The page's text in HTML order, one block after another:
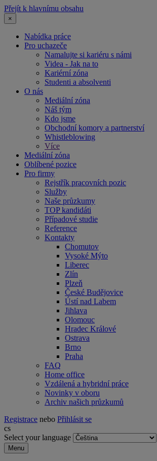
Přejít k hlavnímu obsahu
×
Nabídka práce
Pro uchazeče
Namalujte si kariéru s námi
Videa - Jak na to
Kariérní zóna
Studenti a absolventi
O nás
Mediální zóna
Náš tým
Kdo jsme
Obchodní komory a partnerství
Whistleblowing
Více
Mediální zóna
Oblíbené pozice
Pro firmy
Rejstřík pracovních pozic
Služby
Naše průzkumy
TOP kandidáti
Případové studie
Reference
Kontakty
Chomutov
Vysoké Mýto
Liberec
Zlín
Plzeň
České Budějovice
Ústí nad Labem
Jihlava
Olomouc
Hradec Králové
Ostrava
Brno
Praha
FAQ
Home office
Vzdálená a hybridní práce
Novinky v oboru
Archiv našich průzkumů
Registrace nebo Přihlásit se
cs
Select your language
Menu